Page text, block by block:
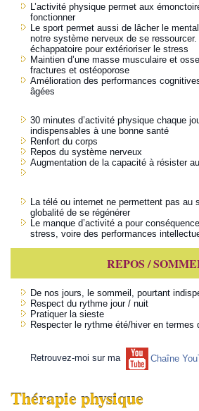
L’activité physique permet aux
fonctionner
Le sport permet aussi de lâcher le
notre système nerveux de se
échappatoire pour extérioriser le stress
Maintien d’une masse musculaire et
fractures et ostéoporose
Amélioration des performances
âgées
30 minutes d’activité physique chaque
indispensables à une bonne santé
Renfort du corps
Repos du système nerveux
Augmentation de la capacité à résister
La télé ou internet ne permettent pas au
globalité de se régénérer
Le manque d’activité a pour
stress, voire des performances
REPOS /
De nos jours, le sommeil, pourtant
Respect du rythme jour / nuit
Pratiquer la sieste
Respecter le rythme été/hiver en termes
Retrouvez-moi sur ma Chaîne
Thérapie physique